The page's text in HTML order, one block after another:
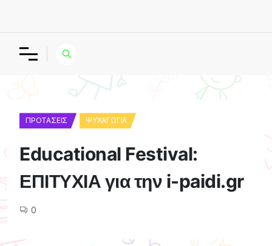
ΠΡΟΤΆΣΕΙΣ ΨΥΧΑΓΩΓΊΑ
Educational Festival:
ΕΠΙΤΥΧΙΑ για την i-paidi.gr
0